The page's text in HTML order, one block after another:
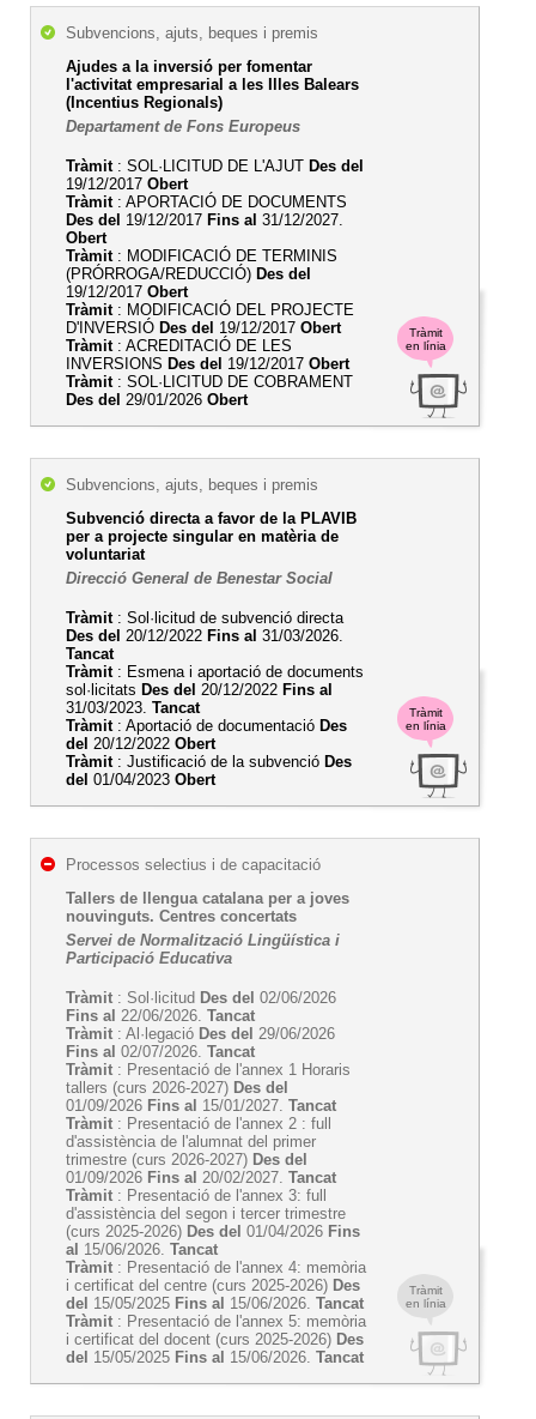
Tràmit
en línia
Subvencions, ajuts, beques i premis
Ajudes a la inversió per fomentar
l'activitat empresarial a les Illes Balears
(Incentius Regionals)
Departament de Fons Europeus
Tràmit: SOL·LICITUD DE L'AJUT Des del
19/12/2017 Obert
Tràmit: APORTACIÓ DE DOCUMENTS
Des del 19/12/2017 Fins al 31/12/2027.
Obert
Tràmit: MODIFICACIÓ DE TERMINIS
(PRÓRROGA/REDUCCIÓ) Des del
19/12/2017 Obert
Tràmit: MODIFICACIÓ DEL PROJECTE
D'INVERSIÓ Des del 19/12/2017 Obert
Tràmit: ACREDITACIÓ DE LES
INVERSIONS Des del 19/12/2017 Obert
Tràmit: SOL·LICITUD DE COBRAMENT
Des del 29/01/2026 Obert
Tràmit
en línia
Subvencions, ajuts, beques i premis
Subvenció directa a favor de la PLAVIB
per a projecte singular en matèria de
voluntariat
Direcció General de Benestar Social
Tràmit: Sol·licitud de subvenció directa
Des del 20/12/2022 Fins al 31/03/2026.
Tancat
Tràmit: Esmena i aportació de documents
sol·licitats Des del 20/12/2022 Fins al
31/03/2023. Tancat
Tràmit: Aportació de documentació Des
del 20/12/2022 Obert
Tràmit: Justificació de la subvenció Des
del 01/04/2023 Obert
Tràmit
en línia
Processos selectius i de capacitació
Tallers de llengua catalana per a joves
nouvinguts. Centres concertats
Servei de Normalització Lingüística i
Participació Educativa
Tràmit : Sol·licitud Des del 02/06/2026
Fins al 22/06/2026. Tancat
Tràmit : Al·legació Des del 29/06/2026
Fins al 02/07/2026. Tancat
Tràmit : Presentació de l'annex 1 Horaris
tallers (curs 2026-2027) Des del
01/09/2026 Fins al 15/01/2027. Tancat
Tràmit : Presentació de l'annex 2 : full
d'assistència de l'alumnat del primer
trimestre (curs 2026-2027) Des del
01/09/2026 Fins al 20/02/2027. Tancat
Tràmit : Presentació de l'annex 3: full
d'assistència del segon i tercer trimestre
(curs 2025-2026) Des del 01/04/2026 Fins
al 15/06/2026. Tancat
Tràmit : Presentació de l'annex 4: memòria
i certificat del centre (curs 2025-2026) Des
del 15/05/2025 Fins al 15/06/2026. Tancat
Tràmit : Presentació de l'annex 5: memòria
i certificat del docent (curs 2025-2026) Des
del 15/05/2025 Fins al 15/06/2026. Tancat